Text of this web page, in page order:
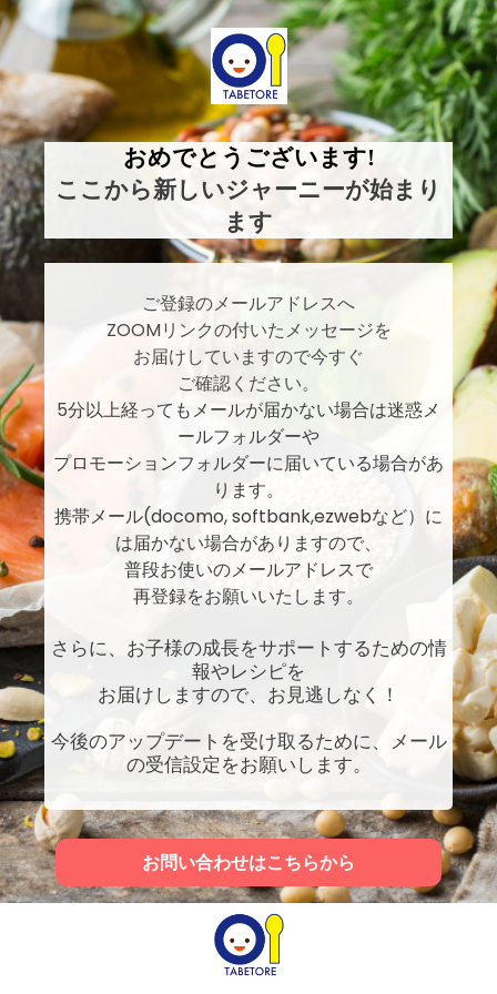
おめでとうございます!
ここから新しいジャーニーが始まり
ます
ご登録のメールアドレスへ
ZOOMリンクの付いたメッセージを
お届けしていますので今すぐ
ご確認ください。
5分以上経ってもメールが届かない場合は迷惑メ
ールフォルダーや
プロモーションフォルダーに届いている場合があ
ります。
携帯メール(docomo, softbank,ezwebなど）に
は届かない場合がありますので、
普段お使いのメールアドレスで
再登録をお願いいたします。
さらに、お子様の成長をサポートするための情
報やレシピを
お届けしますので、お見逃しなく！
今後のアップデートを受け取るために、メール
の受信設定をお願いします。
お問い合わせはこちらから